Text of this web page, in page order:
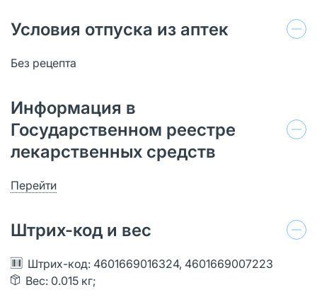
Условия отпуска из аптек
Без рецепта
Информация в
Государственном реестре
лекарственных средств
Перейти
Штрих-код и вес
Штрих-код: 4601669016324, 4601669007223
Вес: 0.015 кг;